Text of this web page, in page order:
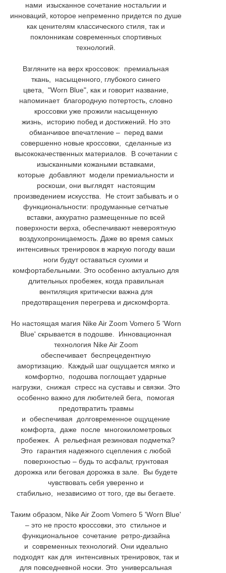
нами изысканное сочетание ностальгии и
инноваций, которое непременно придется по душе
как ценителям классического стиля, так и
поклонникам современных спортивных
технологий.
Взгляните на верх кроссовок: премиальная
ткань, насыщенного, глубокого синего
цвета, "Worn Blue", как и говорит название,
напоминает благородную потертость, словно
кроссовки уже прожили насыщенную
жизнь, историю побед и достижений. Но это
обманчивое впечатление – перед вами
совершенно новые кроссовки, сделанные из
высококачественных материалов. В сочетании с
изысканными кожаными вставками,
которые добавляют модели премиальности и
роскоши, они выглядят настоящим
произведением искусства. Не стоит забывать и о
функциональности: продуманные сетчатые
вставки, аккуратно размещенные по всей
поверхности верха, обеспечивают невероятную
воздухопроницаемость. Даже во время самых
интенсивных тренировок в жаркую погоду ваши
ноги будут оставаться сухими и
комфортабельными. Это особенно актуально для
длительных пробежек, когда правильная
вентиляция критически важна для
предотвращения перегрева и дискомфорта.
Но настоящая магия Nike Air Zoom Vomero 5 'Worn
Blue' скрывается в подошве. Инновационная
технология Nike Air Zoom
обеспечивает беспрецедентную
амортизацию. Каждый шаг ощущается мягко и
комфортно, подошва поглощает ударные
нагрузки, снижая стресс на суставы и связки. Это
особенно важно для любителей бега, помогая
предотвратить травмы
и обеспечивая долговременное ощущение
комфорта, даже после многокилометровых
пробежек. А рельефная резиновая подметка?
Это гарантия надежного сцепления с любой
поверхностью – будь то асфальт, грунтовая
дорожка или беговая дорожка в зале. Вы будете
чувствовать себя уверенно и
стабильно, независимо от того, где вы бегаете.
Таким образом, Nike Air Zoom Vomero 5 'Worn Blue'
– это не просто кроссовки, это стильное и
функциональное сочетание ретро-дизайна
и современных технологий. Они идеально
подходят как для интенсивных тренировок, так и
для повседневной носки. Это универсальная